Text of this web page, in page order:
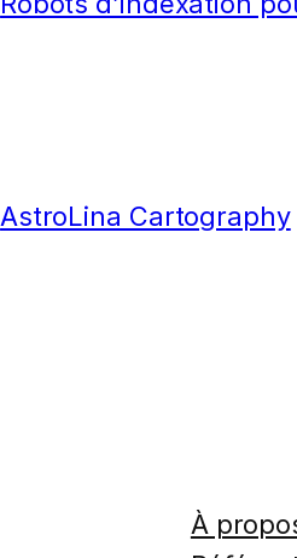
AstroLina Cartography
À